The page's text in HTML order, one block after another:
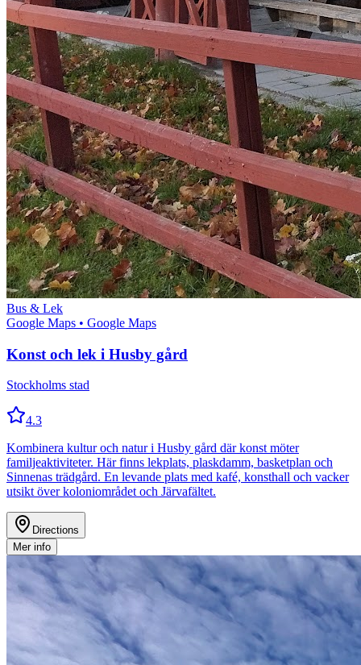
Bus & Lek
Google Maps • Google Maps
Konst och lek i Husby gård
Stockholms stad
4.3
Kombinera kultur och natur i Husby gård där konst möter
familjeaktiviteter. Här finns lekplats, plaskdamm, basketplan och
Sinnenas trädgård. En levande plats med kafé, konsthall och vacker
utsikt över koloniområdet och Järvafältet.
Directions
Mer info